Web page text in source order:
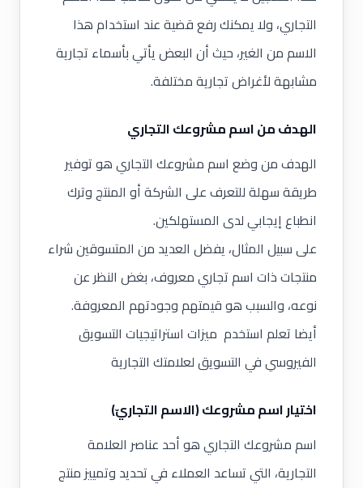
التجاري، ولا يمكنك رفع قضية عند استخدام هذا
الاسم من الغير، حيث أن البعض يأتي بأسماء تجارية
مشابهة لأغراض تجارية مختلفة.
الهدف من اسم مشروعك التجاري
الهدف من وضع اسم مشروعك التجاري هو توفير
طريقة سهلة للتعرف على الشركة أو المنتج وترك
انطباع إيجابي لدى المستهلكين.
على سبيل المثال، يفضل العديد من المتسوقين شراء
منتجات ذات اسم تجاري معروف، بغض النظر عن
نوعه، والسبب هو قيمتهم وجودتهم المعروفة.
أيضا تعلم استخدم ميزات استراتيجيات التسويق
الفيروسيفي التسويق لعلامتك التجارية
اختيار اسم مشروعك (الاسم التجاريّ)
اسم مشروعك التجاري هو أحد عناصر العلامة
التجارية، التي تساعد العملاء في تحديد وتمييز منتج